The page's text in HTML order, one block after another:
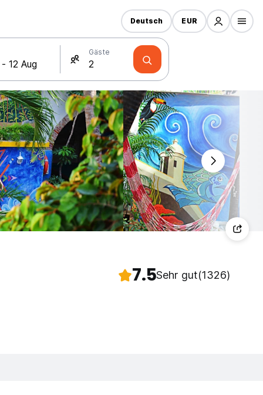
Gäste
Deutsch EUR
7.5Sehr gut(1326)